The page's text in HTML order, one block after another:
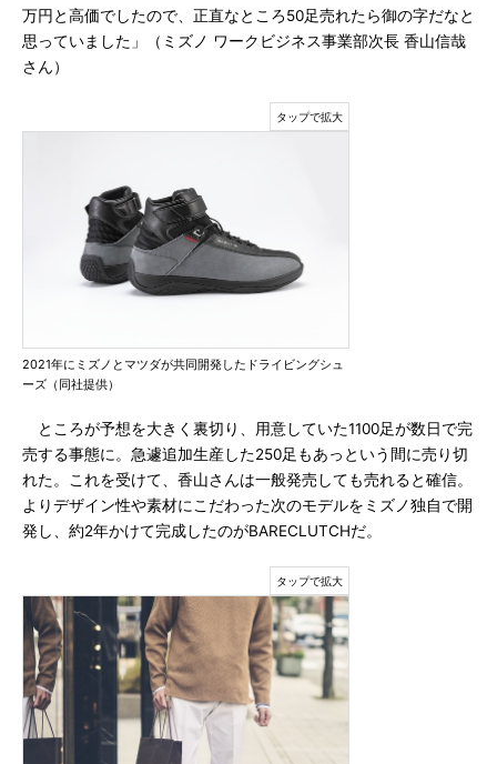
万円と高価でしたので、正直なところ50足売れたら御の字だなと
思っていました」（ミズノ ワークビジネス事業部次長 香山信哉
さん）
2021年にミズノとマツダが共同開発したドライビングシュ
ーズ（同社提供）
ところが予想を大きく裏切り、用意していた1100足が数日で完
売する事態に。急遽追加生産した250足もあっという間に売り切
れた。これを受けて、香山さんは一般発売しても売れると確信。
よりデザイン性や素材にこだわった次のモデルをミズノ独自で開
発し、約2年かけて完成したのがBARECLUTCHだ。